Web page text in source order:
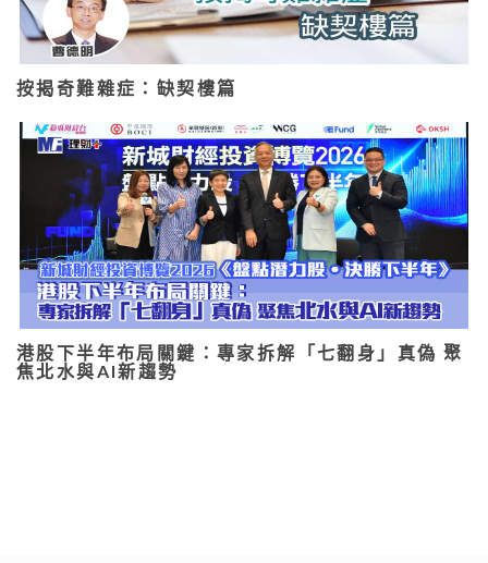
按揭奇難雜症：缺契樓篇
港股下半年布局關鍵：專家拆解「七翻身」真偽 聚
焦北水與AI新趨勢